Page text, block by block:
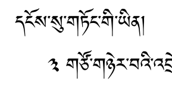
དངོས་སུ་གཏོང་གི་ཡིན།
༣